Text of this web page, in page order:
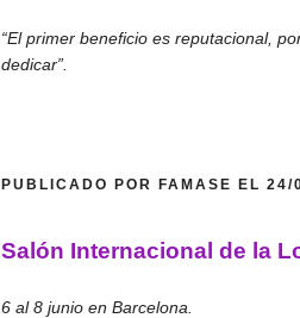
“El primer beneficio es reputacional,
dedicar”.
PUBLICADO POR FAMASE EL 24/
Salón Internacional de la
6 al 8 junio en Barcelona.